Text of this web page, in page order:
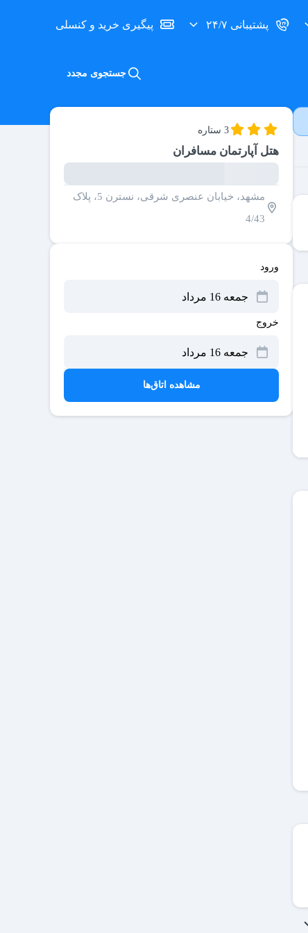
پشتیبانی ۲۴/۷ پیگیری خرید و کنسلی
جستجوی مجدد
3 ستاره
هتل آپارتمان مسافران
مشهد، خیابان عنصری شرقی، نسترن 5، پلاک
4/43
ورود
خروج
مشاهده اتاق‌ها